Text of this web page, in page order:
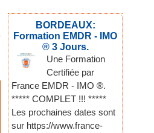
BORDEAUX:
Formation EMDR - IMO
® 3 Jours.
Une Formation
Certifiée par
France EMDR - IMO ®.
***** COMPLET !!! *****
Les prochaines dates sont
sur https://www.france-